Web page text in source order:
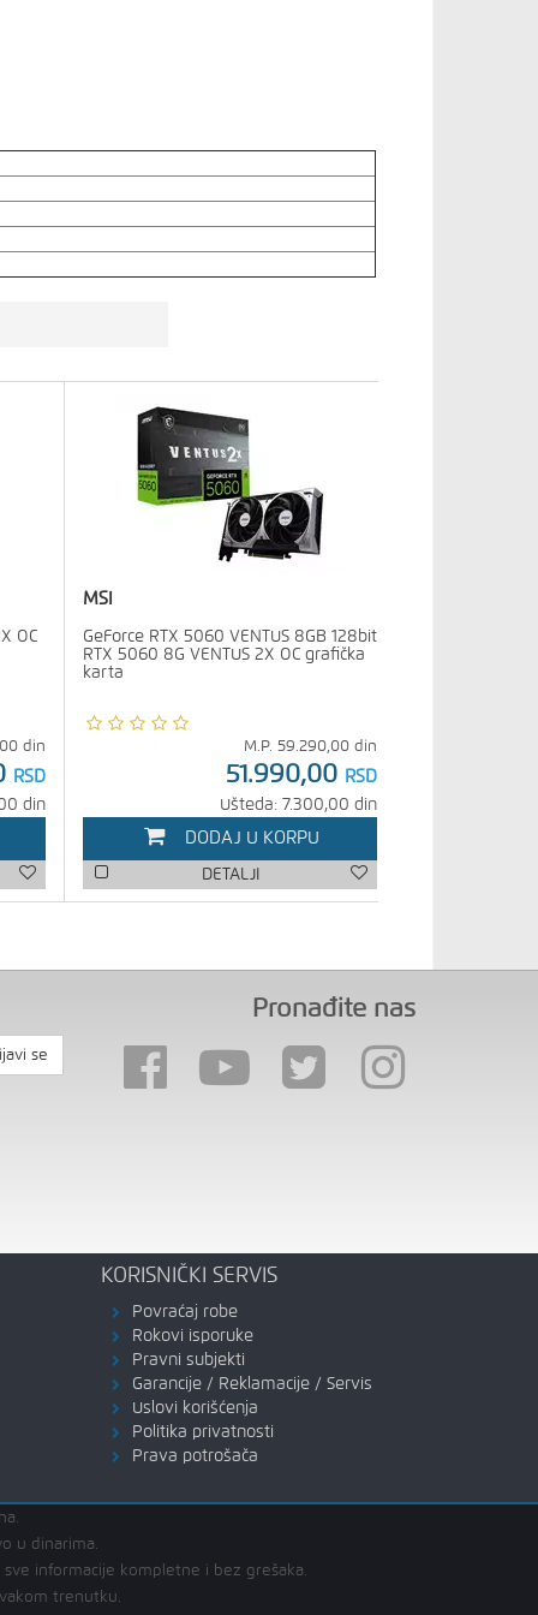
OC
din
RSD
din
MSI
GeForce RTX 5060 VENTUS 8GB 128bit
RTX 5060 8G VENTUS 2X OC grafička
karta
M.P. 59.290,00 din
51.990,00 RSD
Ušteda: 7.300,00 din
DODAJ U KORPU
DETALJI
se
Pronađite nas
KORISNIČKI SERVIS
Povraćaj robe
Rokovi isporuke
Pravni subjekti
Garancije / Reklamacije / Servis
Uslovi korišćenja
Politika privatnosti
Prava potrošača
u dinarima.
informacije kompletne i bez grešaka.
trenutku.